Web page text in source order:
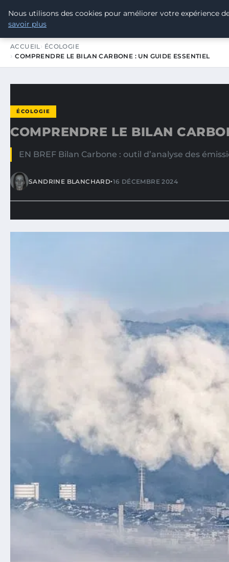
TOUR DE FRANCE POUR LE
ACCUEIL
ÉCOLOGIE
COMPRENDRE LE BILAN CARBONE : UN GUIDE ESSENTIEL
ÉCOLOGIE
COMPRENDRE LE BILAN
EN BREF Bilan Carbone : outil d’analyse des
SANDRINE BLANCHARD•16 DÉCEMBRE 2024
Nous utilisons des cookies pour améliorer votre expérience
savoir plus